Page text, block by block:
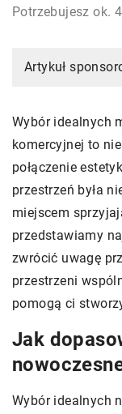
Potrzebujesz ok.
Artykuł
Wybór idealnych
komercyjnej to
połączenie
przestrzeń była
miejscem
przedstawiamy
zwrócić uwagę
przestrzeni
pomogą ci
Jak
Wybór idealnych